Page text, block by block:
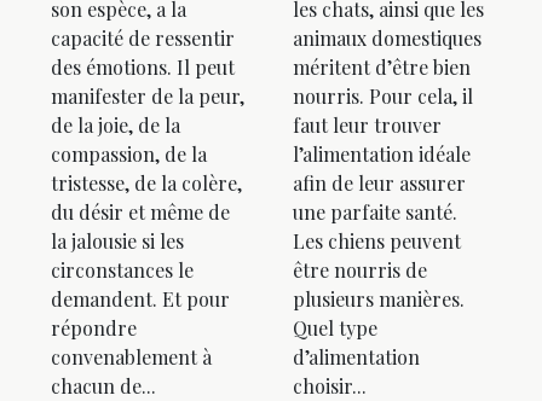
son espèce, a la
capacité de ressentir
des émotions. Il peut
manifester de la peur,
de la joie, de la
compassion, de la
tristesse, de la colère,
du désir et même de
la jalousie si les
circonstances le
demandent. Et pour
répondre
convenablement à
chacun de...
les chats, ainsi que les
animaux domestiques
méritent d’être bien
nourris. Pour cela, il
faut leur trouver
l’alimentation idéale
afin de leur assurer
une parfaite santé.
Les chiens peuvent
être nourris de
plusieurs manières.
Quel type
d’alimentation
choisir...